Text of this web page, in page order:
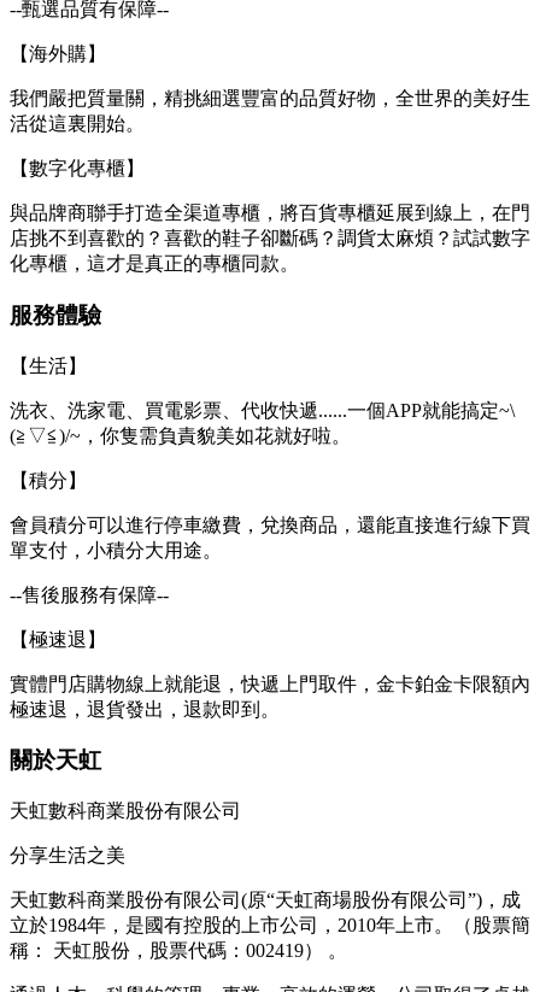
--甄選品質有保障--
【海外購】
我們嚴把質量關，精挑細選豐富的品質好物，全世界的美好生
活從這裏開始。
【數字化專櫃】
與品牌商聯手打造全渠道專櫃，將百貨專櫃延展到線上，在門
店挑不到喜歡的？喜歡的鞋子卻斷碼？調貨太麻煩？試試數字
化專櫃，這才是真正的專櫃同款。
服務體驗
【生活】
洗衣、洗家電、買電影票、代收快遞......一個APP就能搞定~\
(≧▽≦)/~，你隻需負責貌美如花就好啦。
【積分】
會員積分可以進行停車繳費，兌換商品，還能直接進行線下買
單支付，小積分大用途。
--售後服務有保障--
【極速退】
實體門店購物線上就能退，快遞上門取件，金卡鉑金卡限額內
極速退，退貨發出，退款即到。
關於天虹
天虹數科商業股份有限公司
分享生活之美
天虹數科商業股份有限公司(原“天虹商場股份有限公司”)，成
立於1984年，是國有控股的上市公司，2010年上市。（股票簡
稱： 天虹股份，股票代碼：002419） 。